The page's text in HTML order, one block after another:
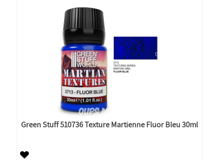
Green Stuff 510736 Texture Martienne Fluor Bleu 30ml